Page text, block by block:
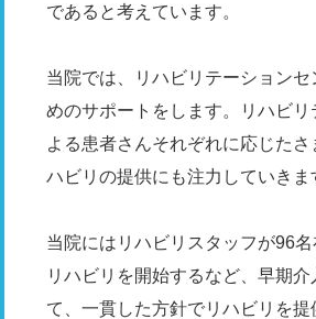
であると考えています。
当院では、リハビリテーション
めのサポートをします。リハビ
よる患者さんそれぞれに応じた
ハビリの提供にも注力していきま
当院にはリハビリスタッフが96
リハビリを開始するなど、早期
て、一貫した方針でリハビリを